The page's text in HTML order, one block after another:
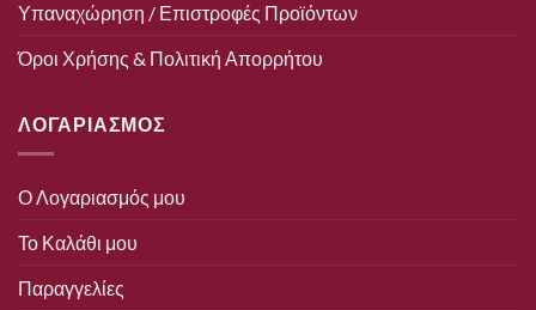
Υπαναχώρηση / Επιστροφές Προϊόντων
Όροι Χρήσης & Πολιτική Απορρήτου
ΛΟΓΑΡΙΑΣΜΟΣ
Ο Λογαριασμός μου
Το Καλάθι μου
Παραγγελίες